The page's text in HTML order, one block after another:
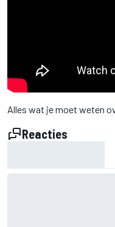
Alles wat je moet weten
Reacties